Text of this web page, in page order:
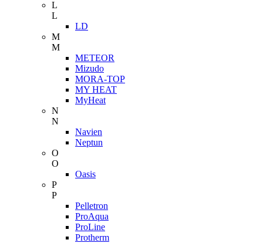
L
L
LD
M
M
METEOR
Mizudo
MORA-TOP
MY HEAT
MyHeat
N
N
Navien
Neptun
O
O
Oasis
P
P
Pelletron
ProAqua
ProLine
Protherm